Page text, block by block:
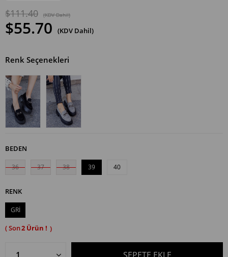
$111.40 (KDV Dahil)
$55.70 (KDV Dahil)
Renk Seçenekleri
BEDEN
2
36 37 38 39 40
RENK
GRİ